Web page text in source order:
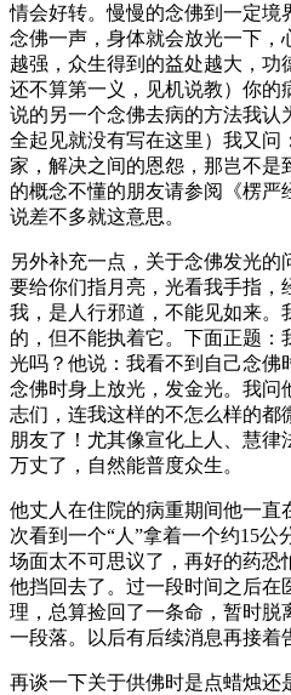
情会好转。慢慢的念佛到一定境
念佛一声，身体就会放光一下，
越强，众生得到的益处越大，功
还不算第一义，见机说教）你的
说的另一个念佛去病的方法我认
全起见就没有写在这里）我又问
家，解决之间的恩怨，那岂不是
的概念不懂的朋友请参阅《楞严
说差不多就这意思。
另外补充一点，关于念佛发光
要给你们指月亮，光看我手指，
我，是人行邪道，不能见如来。
的，但不能执着它。下面正题
光吗？他说：我看不到自己念佛
念佛时身上放光，发金光。我问
志们，连我这样的不怎么样的都
朋友了！尤其像宣化上人、慧
万丈了，自然能普度众生。
他丈人在住院的病重期间他一直
次看到一个“人”拿着一个约15
场面太不可思议了，再好的药恐
他挡回去了。过一段时间之后在
理，总算捡回了一条命，暂时脱
一段落。以后有后续消息再接着
再谈一下关于供佛时是点蜡烛还